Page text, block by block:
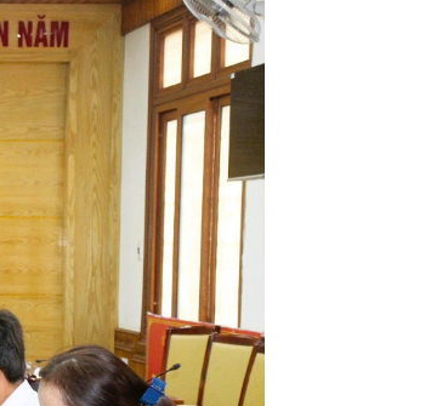
DỰNG NÔNG THÔN MỚI
dựng nông thôn mới
RA TỈNH BẠN, XÃ BẠN
ra tỉnh bạn, xã bạn